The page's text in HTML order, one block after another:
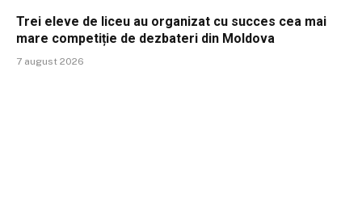
Trei eleve de liceu au organizat cu succes cea mai
mare competiție de dezbateri din Moldova
7 august 2026